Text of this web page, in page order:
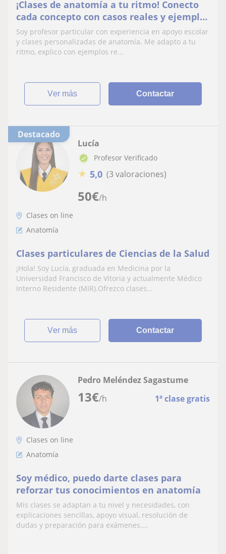
¡Clases de anatomía a tu ritmo! Conecto
cada concepto con casos reales y ejemplos
claros. ¡Tu aprendizaje será diferente!
Soy profesor particular con experiencia en apoyo escolar
y clases personalizadas de anatomía. Me adapto a tu
ritmo, explico con ejemplos re...
ver más Contactar
Destacado
50€/h
Lucía
Profesor Verificado
★ 5,0 (3 valoraciones)
Clases on line
Anatomía
Clases particulares de Ciencias de la Salud
¡Hola! Soy Lucía, graduada en Medicina por la
Universidad Francisco de Vitoria y actualmente Médico
Interno Residente (MIR).Ofrezco clases...
ver más Contactar
13€/h 1ª clase gratis
Pedro Meléndez Sagastume
Clases on line
Anatomía
Soy médico, puedo darte clases para
reforzar tus conocimientos en anatomía
Mis clases se adaptan a tu nivel y necesidades, con
explicaciones sencillas, apoyo visual, resolución de
dudas y preparación para exámenes....